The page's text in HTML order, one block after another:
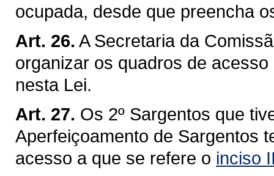
ocupada, desde que preencha
Art. 26. A Secretaria da
organizar os quadros de
nesta Lei.
Art. 27. Os 2º Sargentos que
Aperfeiçoamento de Sargentos
acesso a que se refere o inciso